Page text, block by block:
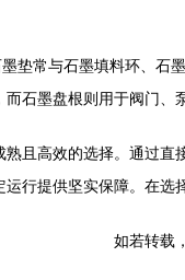
垫常与石墨填料环、
石墨盘根则用于阀门
且高效的选择。通过
行提供坚实保障。在
如若转载